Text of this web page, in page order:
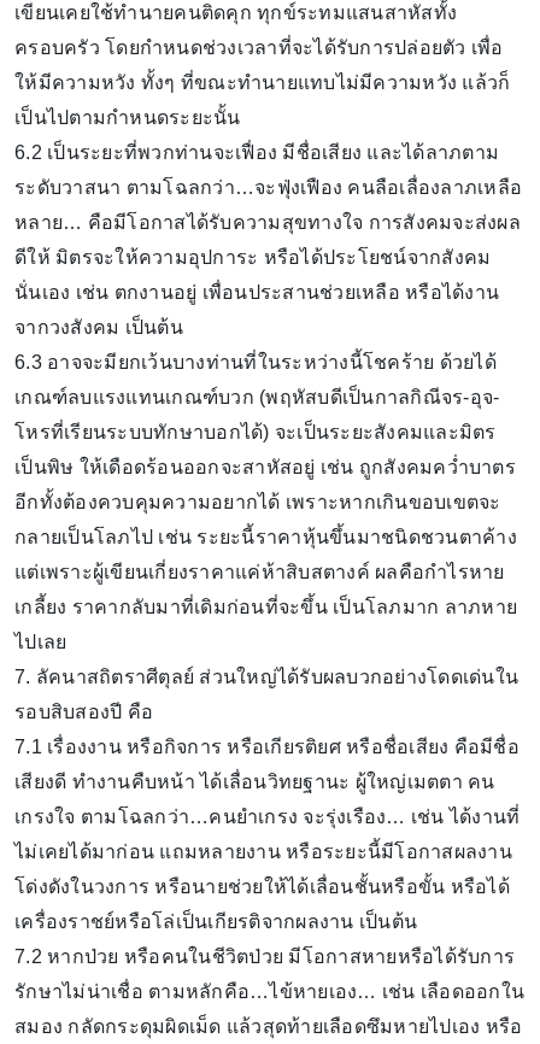
เขียนเคยใช้ทำนายคนติดคุก ทุกข์ระทมแสนสาหัสทั้ง
ครอบครัว โดยกำหนดช่วงเวลาที่จะได้รับการปล่อยตัว เพื่อ
ให้มีความหวัง ทั้งๆ ที่ขณะทำนายแทบไม่มีความหวัง แล้วก็
เป็นไปตามกำหนดระยะนั้น
6.2 เป็นระยะที่พวกท่านจะเฟื่อง มีชื่อเสียง และได้ลาภตาม
ระดับวาสนา ตามโฉลกว่า…จะฟุ่งเฟือง คนลือเลื่องลาภเหลือ
หลาย… คือมีโอกาสได้รับความสุขทางใจ การสังคมจะส่งผล
ดีให้ มิตรจะให้ความอุปการะ หรือได้ประโยชน์จากสังคม
นั่นเอง เช่น ตกงานอยู่ เพื่อนประสานช่วยเหลือ หรือได้งาน
จากวงสังคม เป็นต้น
6.3 อาจจะมียกเว้นบางท่านที่ในระหว่างนี้โชคร้าย ด้วยได้
เกณฑ์ลบแรงแทนเกณฑ์บวก (พฤหัสบดีเป็นกาลกิณีจร-อุจ-
โหรที่เรียนระบบทักษาบอกได้) จะเป็นระยะสังคมและมิตร
เป็นพิษ ให้เดือดร้อนออกจะสาหัสอยู่ เช่น ถูกสังคมคว่ำบาตร
อีกทั้งต้องควบคุมความอยากได้ เพราะหากเกินขอบเขตจะ
กลายเป็นโลภไป เช่น ระยะนี้ราคาหุ้นขึ้นมาชนิดชวนตาค้าง
แต่เพราะผู้เขียนเกี่ยงราคาแค่ห้าสิบสตางค์ ผลคือกำไรหาย
เกลี้ยง ราคากลับมาที่เดิมก่อนที่จะขึ้น เป็นโลภมาก ลาภหาย
ไปเลย
7. ลัคนาสถิตราศีตุลย์ ส่วนใหญ่ได้รับผลบวกอย่างโดดเด่นใน
รอบสิบสองปี คือ
7.1 เรื่องงาน หรือกิจการ หรือเกียรติยศ หรือชื่อเสียง คือมีชื่อ
เสียงดี ทำงานคืบหน้า ได้เลื่อนวิทยฐานะ ผู้ใหญ่เมตตา คน
เกรงใจ ตามโฉลกว่า…คนยำเกรง จะรุ่งเรือง… เช่น ได้งานที่
ไม่เคยได้มาก่อน แถมหลายงาน หรือระยะนี้มีโอกาสผลงาน
โด่งดังในวงการ หรือนายช่วยให้ได้เลื่อนชั้นหรือขั้น หรือได้
เครื่องราชย์หรือโล่เป็นเกียรติจากผลงาน เป็นต้น
7.2 หากป่วย หรือคนในชีวิตป่วย มีโอกาสหายหรือได้รับการ
รักษาไม่น่าเชื่อ ตามหลักคือ…ไข้หายเอง… เช่น เลือดออกใน
สมอง กลัดกระดุมผิดเม็ด แล้วสุดท้ายเลือดซึมหายไปเอง หรือ